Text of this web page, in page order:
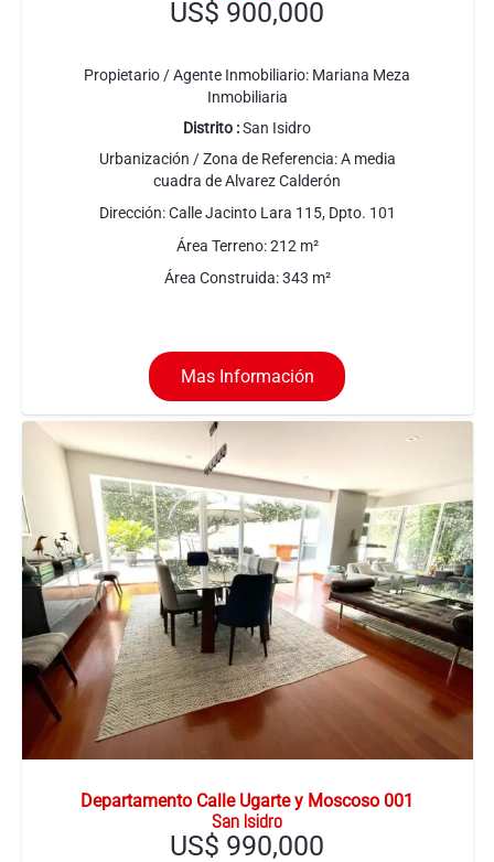
US$ 900,000
Propietario / Agente Inmobiliario: Mariana Meza
Inmobiliaria
Distrito :San Isidro
Urbanización / Zona de Referencia:A media
cuadra de Alvarez Calderón
Dirección:Calle Jacinto Lara 115, Dpto. 101
Área Terreno:212 m²
Área Construida:343 m²
Mas Información
Departamento Calle Ugarte y Moscoso 001
San Isidro
US$ 990,000